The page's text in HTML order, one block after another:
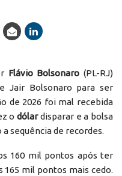
Flávio Bolsonaro (PL-RJ)
Jair Bolsonaro para ser
de 2026 foi mal recebida
o dólardisparar e a bolsa
sequência de recordes.
160 mil pontos após ter
mil pontos mais cedo.